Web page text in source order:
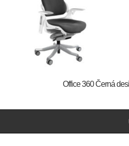
Office 360 Černá